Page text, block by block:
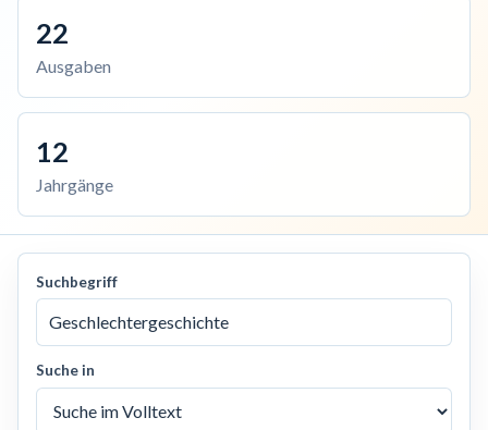
22
Ausgaben
12
Jahrgänge
Suchbegriff
Suche in